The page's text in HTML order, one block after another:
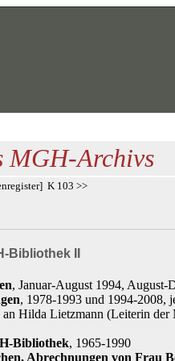
MGH-Archivs
] K 103 >>
Bibliothek II
, Januar-August 1994, August-
, 1978-1993 und 1994-2008,
Hilda Lietzmann (Leiterin
Bibliothek, 1965-1990
Abrechnungen von Frau